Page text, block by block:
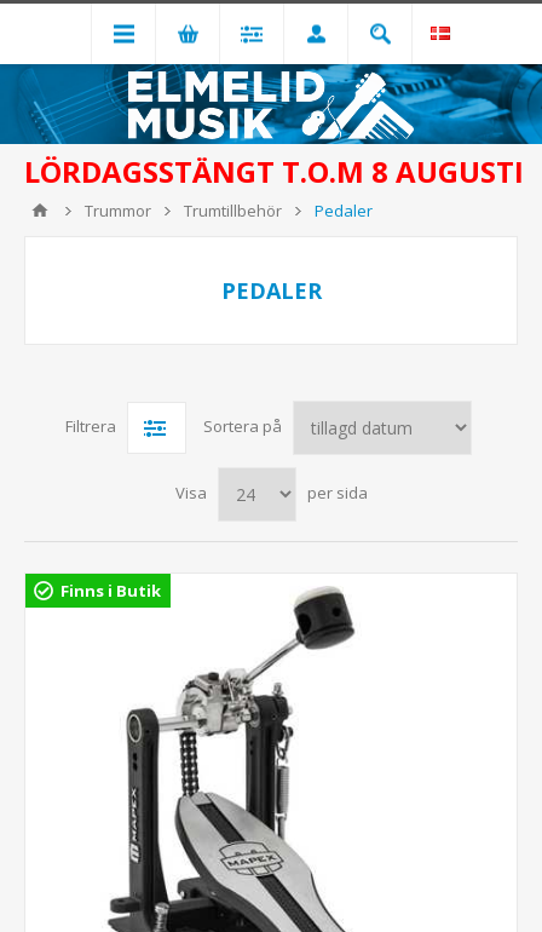
LÖRDAGSSTÄNGT T.O.M 8 AUGUSTI
Trummor Trumtillbehör Pedaler
PEDALER
Filtrera Sortera på
Visa per sida
Finns i Butik